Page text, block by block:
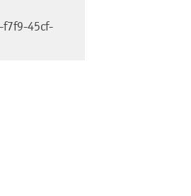
f7f9-45cf-